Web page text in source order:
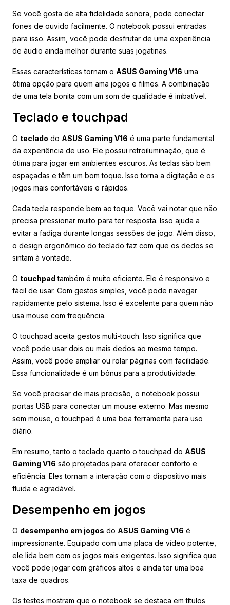
Se você gosta de alta fidelidade sonora, pode conectar
fones de ouvido facilmente. O notebook possui entradas
para isso. Assim, você pode desfrutar de uma experiência
de áudio ainda melhor durante suas jogatinas.
Essas características tornam o ASUS Gaming V16 uma
ótima opção para quem ama jogos e filmes. A combinação
de uma tela bonita com um som de qualidade é imbatível.
Teclado e touchpad
O teclado do ASUS Gaming V16 é uma parte fundamental
da experiência de uso. Ele possui retroiluminação, que é
ótima para jogar em ambientes escuros. As teclas são bem
espaçadas e têm um bom toque. Isso torna a digitação e os
jogos mais confortáveis e rápidos.
Cada tecla responde bem ao toque. Você vai notar que não
precisa pressionar muito para ter resposta. Isso ajuda a
evitar a fadiga durante longas sessões de jogo. Além disso,
o design ergonômico do teclado faz com que os dedos se
sintam à vontade.
O touchpad também é muito eficiente. Ele é responsivo e
fácil de usar. Com gestos simples, você pode navegar
rapidamente pelo sistema. Isso é excelente para quem não
usa mouse com frequência.
O touchpad aceita gestos multi-touch. Isso significa que
você pode usar dois ou mais dedos ao mesmo tempo.
Assim, você pode ampliar ou rolar páginas com facilidade.
Essa funcionalidade é um bônus para a produtividade.
Se você precisar de mais precisão, o notebook possui
portas USB para conectar um mouse externo. Mas mesmo
sem mouse, o touchpad é uma boa ferramenta para uso
diário.
Em resumo, tanto o teclado quanto o touchpad do ASUS
Gaming V16 são projetados para oferecer conforto e
eficiência. Eles tornam a interação com o dispositivo mais
fluida e agradável.
Desempenho em jogos
O desempenho em jogos do ASUS Gaming V16 é
impressionante. Equipado com uma placa de vídeo potente,
ele lida bem com os jogos mais exigentes. Isso significa que
você pode jogar com gráficos altos e ainda ter uma boa
taxa de quadros.
Os testes mostram que o notebook se destaca em títulos